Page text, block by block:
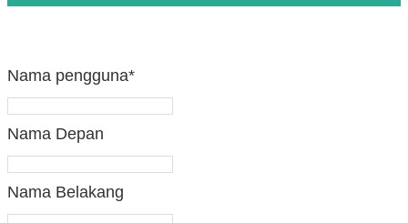
Nama pengguna*
Nama Depan
Nama Belakang